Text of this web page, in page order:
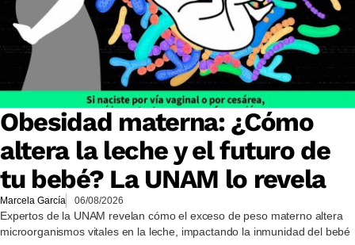
Obesidad materna: ¿Cómo
altera la leche y el futuro de
tu bebé? La UNAM lo revela
Marcela García 06/08/2026
Expertos de la UNAM revelan cómo el exceso de peso materno altera
microorganismos vitales en la leche, impactando la inmunidad del bebé